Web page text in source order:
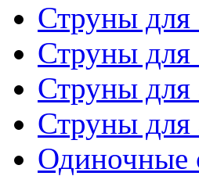
Струны для
Струны для
Струны для
Струны для
Одиночные